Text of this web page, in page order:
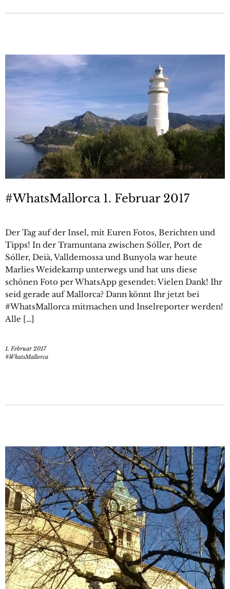
#WhatsMallorca 1. Februar 2017
Der Tag auf der Insel, mit Euren Fotos, Berichten und
Tipps! In der Tramuntana zwischen Sóller, Port de
Sóller, Deià, Valldemossa und Bunyola war heute
Marlies Weidekamp unterwegs und hat uns diese
schönen Foto per WhatsApp gesendet: Vielen Dank! Ihr
seid gerade auf Mallorca? Dann könnt Ihr jetzt bei
#WhatsMallorca mitmachen und Inselreporter werden!
Alle […]
1. Februar 2017
#WhatsMallorca